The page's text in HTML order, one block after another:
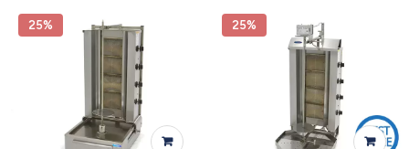
25% 25%